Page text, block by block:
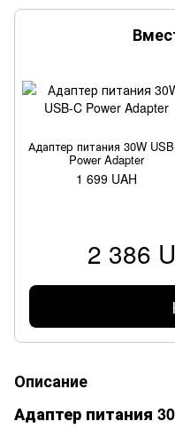
Адаптер питания 30W
Power Adapter
1 699 UAH
2 386
Описание
Адаптер питания